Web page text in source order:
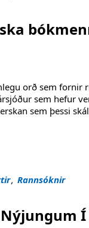
orð sem
sem hefur
sem þessi
, Rannsóknir
Í